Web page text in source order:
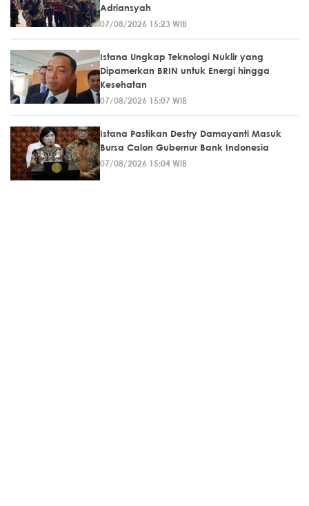
Adriansyah
07/08/2026 15:23 WIB
Istana Ungkap Teknologi Nuklir yang
Dipamerkan BRIN untuk Energi hingga
Kesehatan
07/08/2026 15:07 WIB
Istana Pastikan Destry Damayanti Masuk
Bursa Calon Gubernur Bank Indonesia
07/08/2026 15:04 WIB